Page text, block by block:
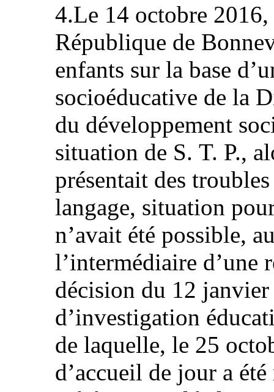
4.Le 14 octobre
République de
enfants sur la base
socioéducative de la
du développement
situation de S. T. P.,
présentait des
langage, situation
n’avait été possible,
l’intermédiaire d’une
décision du 12
d’investigation
de laquelle, le 25
d’accueil de jour a